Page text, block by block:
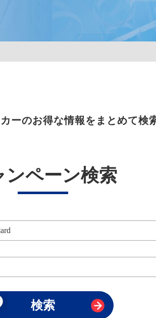
ーのお得な情報をまとめて検
ンペーン検索